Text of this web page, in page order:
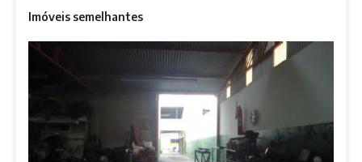
Imóveis semelhantes